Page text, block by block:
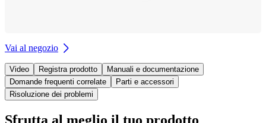
Vai al negozio
Video Registra prodotto
Manuali e documentazione
Domande frequenti correlate
Parti e accessori
Risoluzione dei problemi